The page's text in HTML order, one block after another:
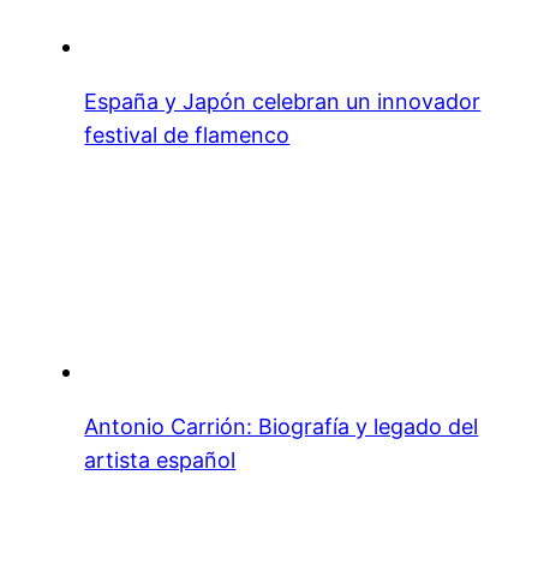
España y Japón celebran un innovador
festival de flamenco
Antonio Carrión: Biografía y legado del
artista español